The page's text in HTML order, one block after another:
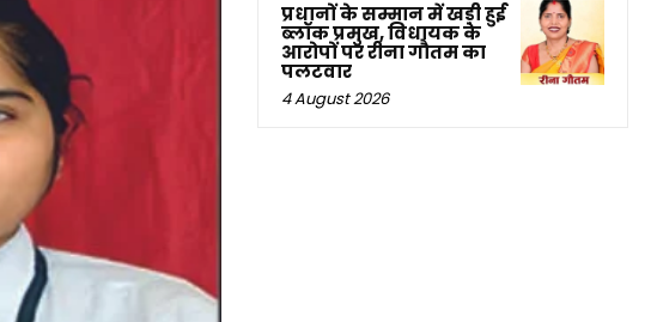
प्रधानों के सम्मान में खड़ी हुई
ब्लॉक प्रमुख, विधायक के
आरोपों पर रीना गौतम का
पलटवार
4 August 2026